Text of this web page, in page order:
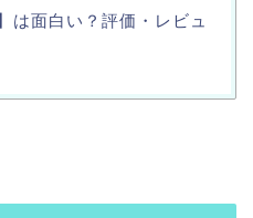
は面白い？評価・レビュ